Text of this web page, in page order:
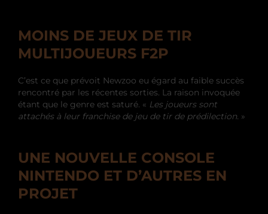
MOINS DE JEUX DE TIR
MULTIJOUEURS F2P
C’est ce que prévoit Newzoo eu égard au faible succès
rencontré par les récentes sorties. La raison invoquée
étant que le genre est saturé. « Les joueurs sont
attachés à leur franchise de jeu de tir de prédilection. »
UNE NOUVELLE CONSOLE
NINTENDO ET D’AUTRES EN
PROJET